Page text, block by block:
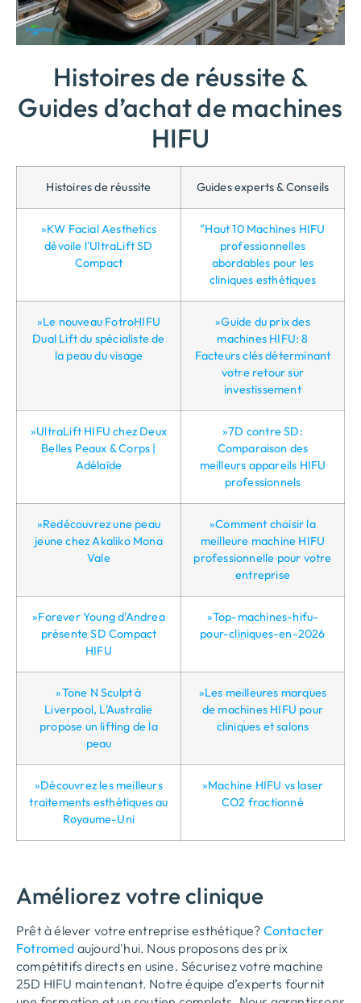
Histoires de réussite &
Guides d’achat de machines
HIFU
Histoires de réussite Guides experts & Conseils
»KW Facial Aesthetics
dévoile l'UltraLift SD
Compact
"Haut 10 Machines HIFU
professionnelles
abordables pour les
cliniques esthétiques
»Le nouveau FotroHIFU
Dual Lift du spécialiste de
la peau du visage
»Guide du prix des
machines HIFU: 8
Facteurs clés déterminant
votre retour sur
investissement
»UltraLift HIFU chez Deux
Belles Peaux & Corps |
Adélaïde
»7D contre SD:
Comparaison des
meilleurs appareils HIFU
professionnels
»Redécouvrez une peau
jeune chez Akaliko Mona
Vale
»Comment choisir la
meilleure machine HIFU
professionnelle pour votre
entreprise
»Forever Young d'Andrea
présente SD Compact
HIFU
»Top-machines-hifu-
pour-cliniques-en-2026
»Tone N Sculpt à
Liverpool, L'Australie
propose un lifting de la
peau
»Les meilleures marques
de machines HIFU pour
cliniques et salons
»Découvrez les meilleurs
traitements esthétiques au
Royaume-Uni
»Machine HIFU vs laser
CO2 fractionné
Améliorez votre clinique
Prêt à élever votre entreprise esthétique? Contacter
Fotromed aujourd'hui. Nous proposons des prix
compétitifs directs en usine. Sécurisez votre machine
25D HIFU maintenant. Notre équipe d’experts fournit